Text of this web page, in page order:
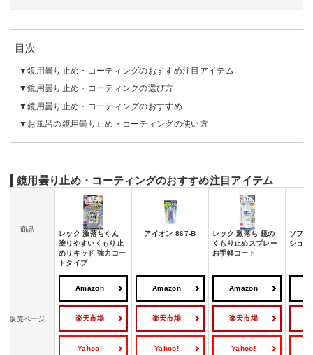
目次
鏡用曇り止め・コーティングのおすすめ注目アイテム
鏡用曇り止め・コーティングの選び方
鏡用曇り止め・コーティングのおすすめ
お風呂の鏡用曇り止め・コーティングの使い方
鏡用曇り止め・コーティングのおすすめ注目アイテム
商品
レック 激落ちくん
塗りやすいくもり止
めリキッド 強力コー
トタイプ
アイオン 867-B
レック 激落ち 鏡の
くもり止めスプレー
お手軽コート
ソフト
ショ
販売ページ
Amazon
楽天市場
Yahoo!
Amazon
楽天市場
Yahoo!
Amazon
楽天市場
Yahoo!